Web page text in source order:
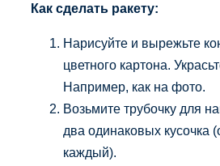
Как сделать ракету:
Нарисуйте и вырежьте
цветного картона.
Например, как на фото.
Возьмите трубочку для
два одинаковых кусочка
каждый).